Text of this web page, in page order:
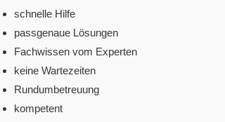
schnelle Hilfe
passgenaue Lösungen
Fachwissen vom Experten
keine Wartezeiten
Rundumbetreuung​
kompetent